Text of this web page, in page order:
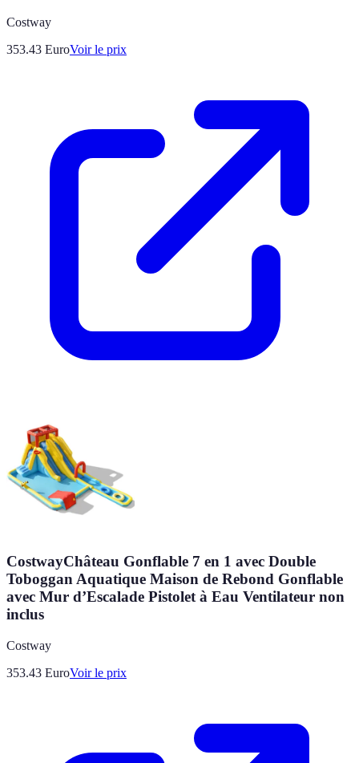
Costway
353.43 EuroVoir le prix
CostwayChâteau Gonflable 7 en 1 avec Double
Toboggan Aquatique Maison de Rebond Gonflable
avec Mur d’Escalade Pistolet à Eau Ventilateur non
inclus
Costway
353.43 EuroVoir le prix